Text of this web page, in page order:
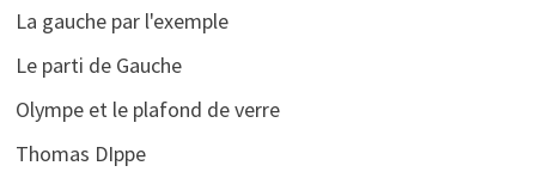
La gauche par l'exemple
Le parti de Gauche
Olympe et le plafond de verre
Thomas DIppe